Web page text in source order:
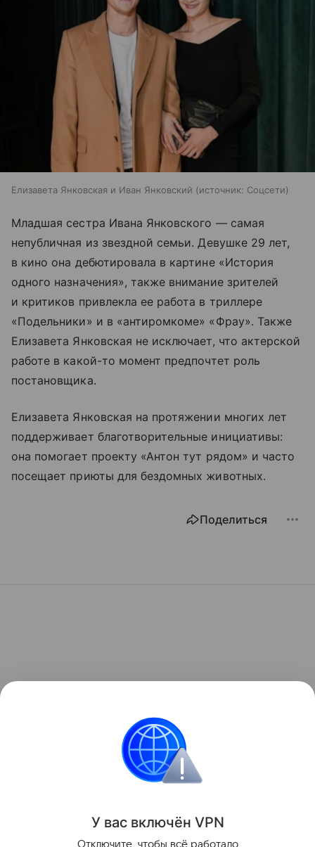
Елизавета Янковская и Иван Янковский источник: Соцсети
Младшая сестра Ивана Янковского — самая
непубличная из звездной семьи. Девушке 29 лет,
в кино она дебютировала в картине «История
одного назначения», также внимание зрителей
и критиков привлекла ее работа в триллере
«Подельники» и в «антиромкоме» «Фрау». Также
Елизавета Янковская не исключает, что актерской
работе в какой-то момент предпочтет роль
постановщика.
Елизавета Янковская на протяжении многих лет
поддерживает благотворительные инициативы:
она помогает проекту «Антон тут рядом» и часто
посещает приюты для бездомных животных.
Поделиться
У вас включён VPN
Отключите, чтобы всё работало